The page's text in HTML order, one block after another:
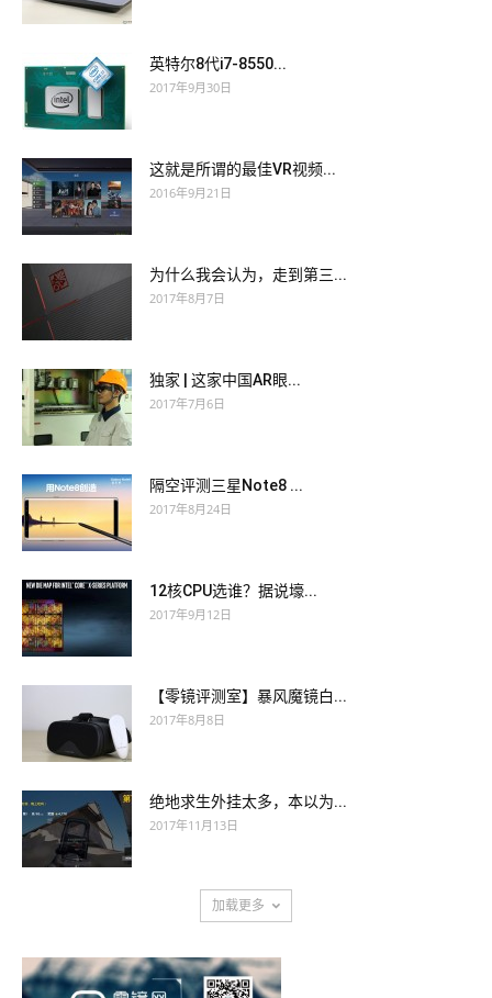
英特尔8代i7-8550...
2017年9月30日
这就是所谓的最佳VR视频...
2016年9月21日
为什么我会认为，走到第三...
2017年8月7日
独家 | 这家中国AR眼...
2017年7月6日
隔空评测三星Note8 ...
2017年8月24日
12核CPU选谁？据说壕...
2017年9月12日
【零镜评测室】暴风魔镜白...
2017年8月8日
绝地求生外挂太多，本以为...
2017年11月13日
加载更多